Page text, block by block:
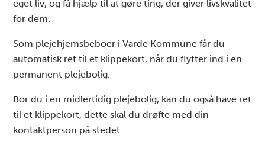
eget liv, og få hjælp til at gøre ting, der giver livskvalitet
for dem.
Som plejehjemsbeboer i Varde Kommune får du
automatisk ret til et klippekort, når du flytter ind i en
permanent plejebolig.
Bor du i en midlertidig plejebolig, kan du også have ret
til et klippekort, dette skal du drøfte med din
kontaktperson på stedet.